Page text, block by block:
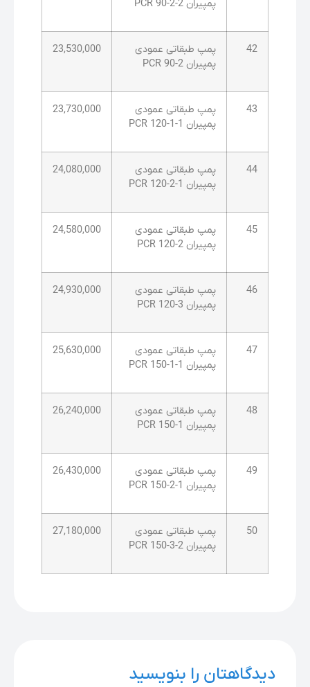
پمپیران PCR 90-2-2
42
پمپ طبقاتی عمودی
پمپیران PCR 90-2
23,530,000
43
پمپ طبقاتی عمودی
پمپیران PCR 120-1-1
23,730,000
44
پمپ طبقاتی عمودی
پمپیران PCR 120-2-1
24,080,000
45
پمپ طبقاتی عمودی
پمپیران PCR 120-2
24,580,000
46
پمپ طبقاتی عمودی
پمپیران PCR 120-3
24,930,000
47
پمپ طبقاتی عمودی
پمپیران PCR 150-1-1
25,630,000
48
پمپ طبقاتی عمودی
پمپیران PCR 150-1
26,240,000
49
پمپ طبقاتی عمودی
پمپیران PCR 150-2-1
26,430,000
50
پمپ طبقاتی عمودی
پمپیران PCR 150-3-2
27,180,000
دیدگاهتان را بنویسید